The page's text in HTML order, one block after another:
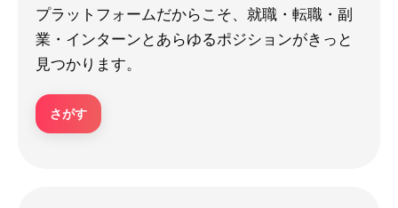
プラットフォームだからこそ、就職・転職・副
業・インターンとあらゆるポジションがきっと
見つかります。
さがす